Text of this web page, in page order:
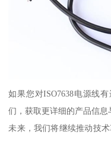
如果您对ISO7638电源线
们，获取更详细的产品信息
未来，我们将继续推动技